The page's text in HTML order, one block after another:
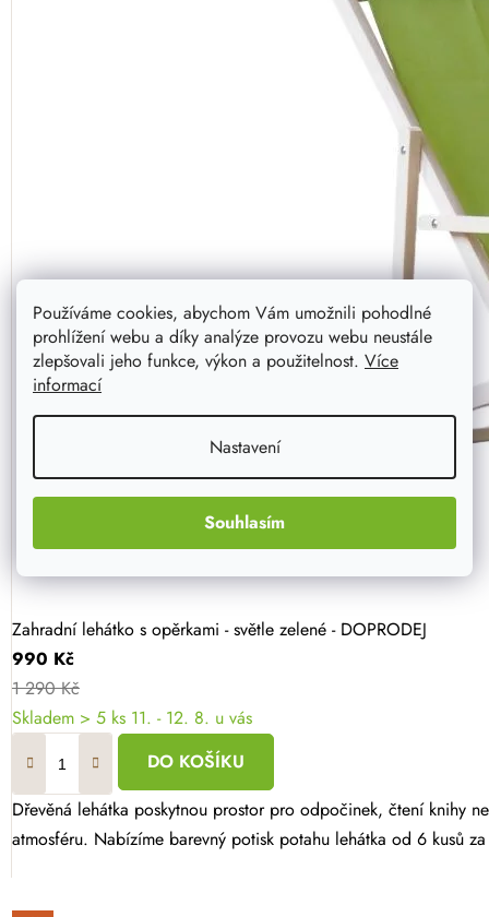
Používáme cookies, abychom Vám umožnili pohodlné
prohlížení webu a díky analýze provozu webu neustále
zlepšovali jeho funkce, výkon a použitelnost. Více
informací
Nastavení
Souhlasím
Zahradní lehátko s opěrkami - světle zelené - DOPRODEJ
990 Kč
1 290 Kč
Skladem > 5 ks 11. - 12. 8. u vás
DO KOŠÍKU
Dřevěná lehátka poskytnou prostor pro odpočinek, čtení knihy
atmosféru. Nabízíme barevný potisk potahu lehátka od 6 kusů